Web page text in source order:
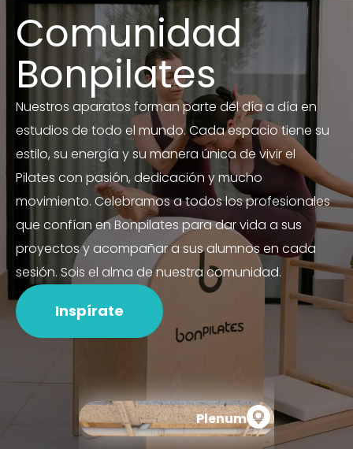
Comunidad
Bonpilates
Nuestros aparatos forman parte del día a día en
estudios de todo el mundo. Cada espacio tiene su
estilo, su energía y su manera única de vivir el
Pilates con pasión, dedicación y mucho
movimiento. Celebramos a todos los profesionales
que confían en Bonpilates para dar vida a sus
proyectos y acompañar a sus alumnos en cada
sesión. Sois el alma de nuestra comunidad.
Inspírate
Plenum